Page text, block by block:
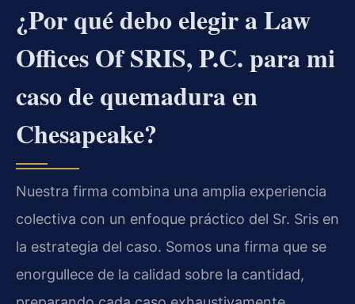
¿Por qué debo elegir a Law
Offices Of SRIS, P.C. para mi
caso de quemadura en
Chesapeake?
Nuestra firma combina una amplia experiencia
colectiva con un enfoque práctico del Sr. Sris en
la estrategia del caso. Somos una firma que se
enorgullece de la calidad sobre la cantidad,